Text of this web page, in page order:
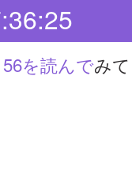
を読んでみ